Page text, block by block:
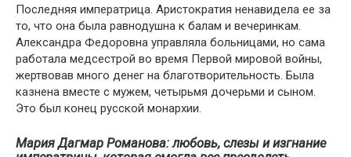
Последняя императрица. Аристократия ненавидела ее за
то, что она была равнодушна к балам и вечеринкам.
Александра Федоровна управляла больницами, но сама
работала медсестрой во время Первой мировой войны,
жертвовав много денег на благотворительность. Была
казнена вместе с мужем, четырьмя дочерьми и сыном.
Это был конец русской монархии.
Мария Дагмар Романова: любовь, слезы и изгнание